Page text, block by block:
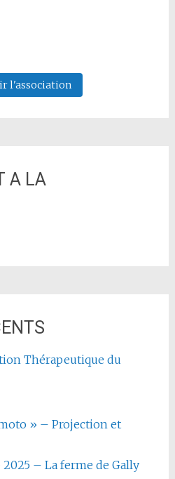
l'association
A LA
Thérapeutique du
» – Projection et
– La ferme de Gally